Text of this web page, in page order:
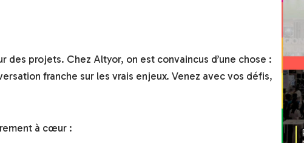
des projets. Chez Altyor, on est convaincus d’une chose :
franche sur les vrais enjeux. Venez avec vos défis,
à cœur :